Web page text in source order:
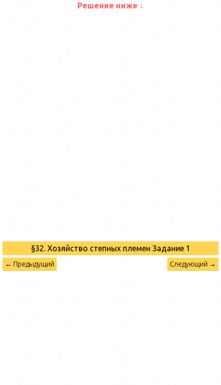
Решение ниже ↓
§32. Хозяйство степных племен Задание 1
← Предыдущий Следующий →